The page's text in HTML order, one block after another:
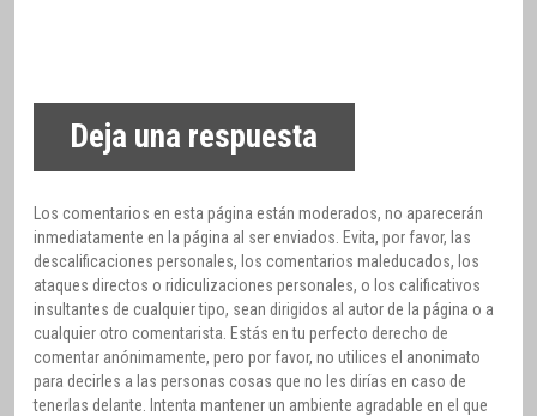
Deja una respuesta
Los comentarios en esta página están moderados, no aparecerán
inmediatamente en la página al ser enviados. Evita, por favor, las
descalificaciones personales, los comentarios maleducados, los
ataques directos o ridiculizaciones personales, o los calificativos
insultantes de cualquier tipo, sean dirigidos al autor de la página o a
cualquier otro comentarista. Estás en tu perfecto derecho de
comentar anónimamente, pero por favor, no utilices el anonimato
para decirles a las personas cosas que no les dirías en caso de
tenerlas delante. Intenta mantener un ambiente agradable en el que